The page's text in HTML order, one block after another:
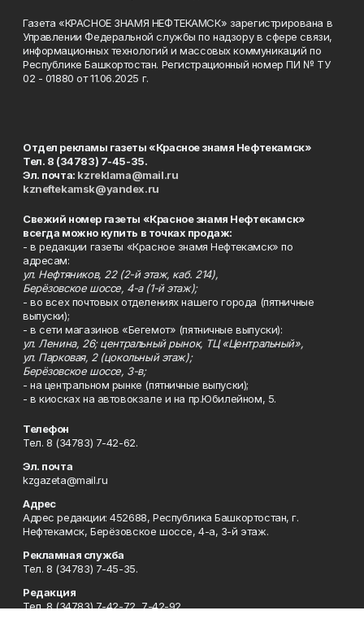
Газета «КРАСНОЕ ЗНАМЯ НЕФТЕКАМСК» зарегистрирована в
Управлении Федеральной службы по надзору в сфере связи,
информационных технологий и массовых коммуникаций по
Республике Башкортостан. Регистрационный номер ПИ № ТУ
02 - 01880 от 11.06.2025 г.
Отдел рекламы газеты «Красное знамя Нефтекамск»
Тел. 8 (34783) 7-45-35.
Эл. почта: kzreklama@mail.ru
kzneftekamsk@yandex.ru
Свежий номер газеты «Красное знамя Нефтекамск»
всегда можно купить в точках продаж:
- в редакции газеты «Красное знамя Нефтекамск» по
адресам:
ул. Нефтяников, 22 (2-й этаж, каб. 214),
Берёзовское шоссе, 4-а (1-й этаж);
- во всех почтовых отделениях нашего города (пятничные
выпуски);
- в сети магазинов «Бегемот» (пятничные выпуски):
ул. Ленина, 26; центральный рынок, ТЦ «Центральный»,
ул. Парковая, 2 (цокольный этаж);
Берёзовское шоссе, 3-в;
- на центральном рынке (пятничные выпуски);
- в киосках на автовокзале и на пр.Юбилейном, 5.
Телефон
Тел. 8 (34783) 7-42-62.
Эл. почта
kzgazeta@mail.ru
Адрес
Адрес редакции: 452688, Республика Башкортостан, г.
Нефтекамск, Берёзовское шоссе, 4-а, 3-й этаж.
Рекламная служба
Тел. 8 (34783) 7-45-35.
Редакция
Тел. 8 (34783) 7-42-72, 7-42-92..